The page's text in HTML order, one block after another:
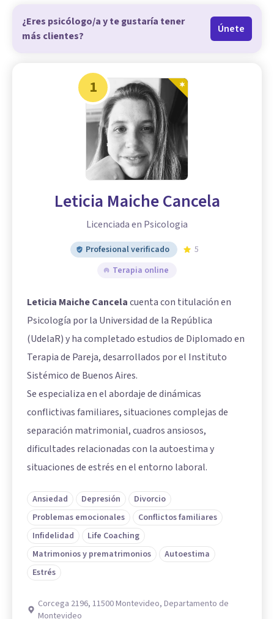
¿Eres psicólogo/a y te gustaría tener
más clientes?
Únete
1
Leticia Maiche Cancela
Licenciada en Psicologia
Profesional verificado
5
Terapia online
Leticia Maiche Cancelacuenta con titulación en
Psicología por la Universidad de la República
(UdelaR) y ha completado estudios de Diplomado en
Terapia de Pareja, desarrollados por el Instituto
Sistémico de Buenos Aires.
Se especializa en el abordaje de dinámicas
conflictivas familiares, situaciones complejas de
separación matrimonial, cuadros ansiosos,
dificultades relacionadas con la autoestima y
situaciones de estrés en el entorno laboral.
Ansiedad Depresión
Divorcio
Problemas emocionales
Conflictos familiares
Infidelidad
Life Coaching
Matrimonios y prematrimonios
Autoestima
Estrés
Corcega 2196, 11500 Montevideo, Departamento de
Montevideo